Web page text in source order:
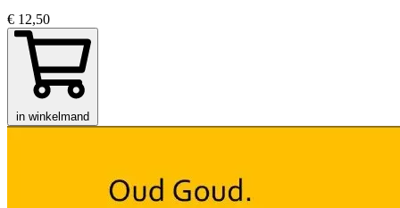
€ 12,50
in winkelmand